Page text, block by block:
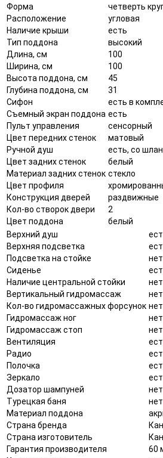
Форма
четверть
Расположение
угловая
Наличие крыши
есть
Тип поддона
высокий
Длина, см
100
Ширина, см
100
Высота поддона, см
45
Глубина поддона, см
31
Сифон
есть в
Съемный экран поддона есть
Пульт управления
сенсорный
Цвет передних стенок
матовый
Ручной душ
есть, со
Цвет задних стенок
белый
Материал задних стенок стекло
Цвет профиля
Конструкция дверей
раздвижные
Кол-во створок двери
2
Цвет поддона
белый
Верхний душ
Верхняя подсветка
Подсветка на стойке
нет
Сиденье
Наличие центральной стойки
нет
Вертикальный гидромассаж
нет
Кол-во гидромассажных форсунок нет
Гидромассаж ног
нет
Гидромассаж стоп
нет
Вентиляция
Радио
Полочка
Зеркало
Дозатор шампуней
нет
Турецкая баня
нет
Материал поддона
Страна бренда
Страна изготовитель
Гарантия производителя
60